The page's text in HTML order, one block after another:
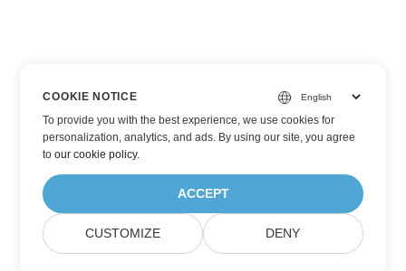
COOKIE NOTICE
To provide you with the best experience, we use cookies for
personalization, analytics, and ads. By using our site, you agree
toour cookie policy.
ACCEPT
CUSTOMIZE DENY